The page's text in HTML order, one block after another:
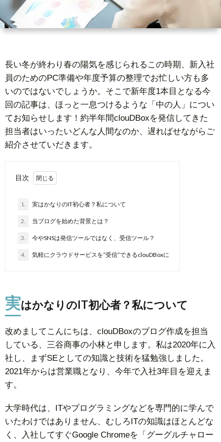
ス
識
報
合
わ
せ
長い冬が終わり春の陽気を感じられるこの時期、新入社
員のためのPC準備や年度予算の整理でお忙しい方も多
いのではないでしょうか。そこで新年度1本目となる今
回の記事は、ほっと一息つけるような「中の人」につい
てお知らせします！約半年間clouDBoxを発信してきた
担当者はいったいどんな人間なのか、遅ればせながらご
紹介させていだきます。
目次
1. 実はかなりのIT初心者？私について
2. 当ブログを始めた背景とは？
3. 今やSNSは発信ツールではなく、受信ツール？
4. 気軽にクラウドサービスを“受信”できるclouDBoxに
実はかなりのIT初心者？私について
改めましてこんにちは、clouDBoxのブログ作成を担当
している、三谷商事の小林と申します。私は2020年に入
社し、まずSEとしての知識と技術を猛勉強しました。
2021年からは営業職となり、今年で入社3年目を迎えま
す。
大学時代は、ITやプログラミングなどを専門的に学んで
いたわけではありません、むしろITの知識はほとんどな
く、入社してすぐGoogle Chromeを「グーグルチャロー